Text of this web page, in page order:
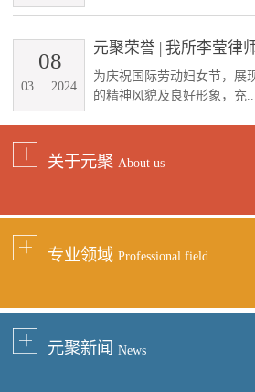
元聚荣誉 | 我所李莹律
为庆祝国际劳动妇女节，展
的精神风貌及良好形象，充...
03 2024
08
关于元聚 About us
专业领域 Professional field
元聚新闻 News